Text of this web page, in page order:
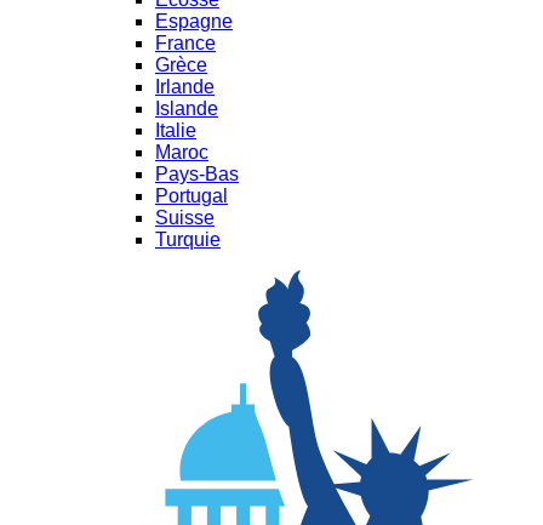
Espagne
France
Grèce
Irlande
Islande
Italie
Maroc
Pays-Bas
Portugal
Suisse
Turquie